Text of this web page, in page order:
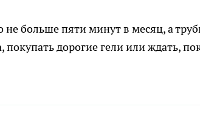
больше пяти минут в месяц, а
дорогие гели или ждать,